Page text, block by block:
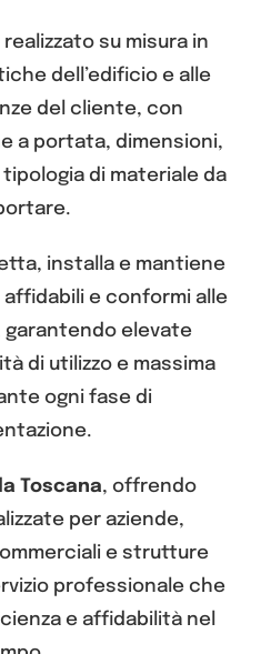
su misura in
dell’edificio e alle
del cliente, con
a portata, dimensioni,
di materiale da
installa e mantiene
e conformi alle
garantendo elevate
di utilizzo e massima
ogni fase di
Toscana, offrendo
per aziende,
e strutture
professionale che
e affidabilità nel